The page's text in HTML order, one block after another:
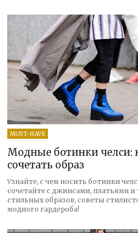
MUST-HAVE
Модные ботинки челси:
сочетать образ
Узнайте, с чем носить ботинки
сочетайте с джинсами, платьями
стильных образов, советы
модного гардероба!